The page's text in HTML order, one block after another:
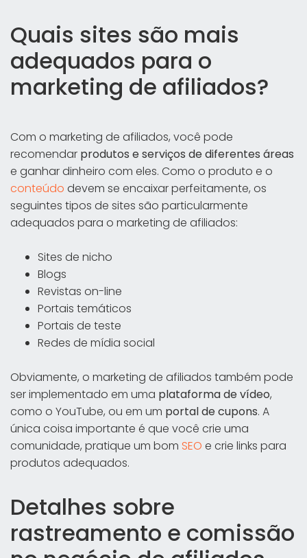
Quais sites são mais
adequados para o
marketing de afiliados?
Com o marketing de afiliados, você pode
recomendar produtos e serviços de diferentes áreas
e ganhar dinheiro com eles. Como o produto e o
conteúdo devem se encaixar perfeitamente, os
seguintes tipos de sites são particularmente
adequados para o marketing de afiliados:
Sites de nicho
Blogs
Revistas on-line
Portais temáticos
Portais de teste
Redes de mídia social
Obviamente, o marketing de afiliados também pode
ser implementado em uma plataforma de vídeo,
como o YouTube, ou em um portal de cupons. A
única coisa importante é que você crie uma
comunidade, pratique um bom SEO e crie links para
produtos adequados.
Detalhes sobre
rastreamento e comissão